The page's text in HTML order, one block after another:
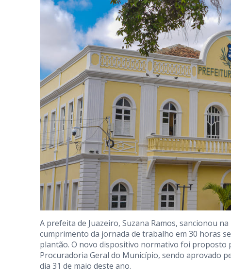
A prefeita de Juazeiro, Suzana Ramos, sancionou
cumprimento da jornada de trabalho em 30 horas
plantão. O novo dispositivo normativo foi proposto
Procuradoria Geral do Município, sendo aprovado
dia 31 de maio deste ano.